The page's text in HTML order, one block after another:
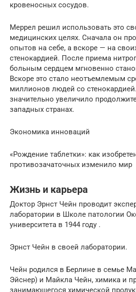
кровеносных сосудов.
Меррел решил использовать это
медицинских целях. Сначала он
опытов на себе, а вскоре — на
стенокардией. После приема
больным сердцем мгновенно
Вскоре это стало неотъемлемым
миллионов людей со
значительно увеличило
западных странах.
Экономика инноваций
«Рождение таблетки»: как
противозачаточных изменило мир
Жизнь и карьера
Доктор Эрнст Чейн проводит
лаборатории в Школе патологии
университета в 1944 году .
Эрнст Чейн в своей лаборатории.
Чейн родился в Берлине в семье
Эйснер) и Майкла Чейн, химика и
занимающегося химической